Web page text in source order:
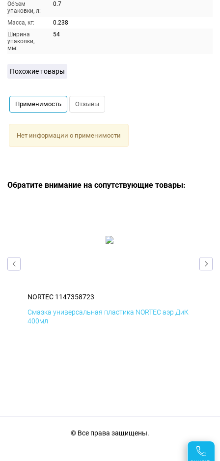
Объем
упаковки, л:
0.7
Масса, кг:
0.238
Ширина
упаковки,
мм:
54
Похожие товары
Применимость Отзывы
Нет информации о применимости
Обратите внимание на сопутствующие товары:
NORTEC 1147358723
Смазка универсальная пластика NORTEC аэр ДиК
400мл
© Все права защищены.